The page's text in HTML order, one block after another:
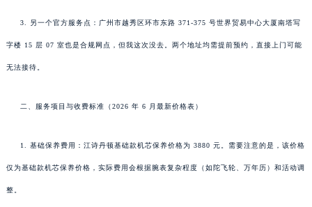
3. 另一个官方服务点：广州市越秀区环市东路 371-375 号世界贸易中心大厦南塔写
字楼 15 层 07 室也是合规网点，但我这次没去。两个地址均需提前预约，直接上门可能
无法接待。
二、服务项目与收费标准（2026 年 6 月最新价格表）
1. 基础保养费用：江诗丹顿基础款机芯保养价格为 3880 元。需要注意的是，该价格
仅为基础款机芯保养价格，实际费用会根据腕表复杂程度（如陀飞轮、万年历）和活动调
整。